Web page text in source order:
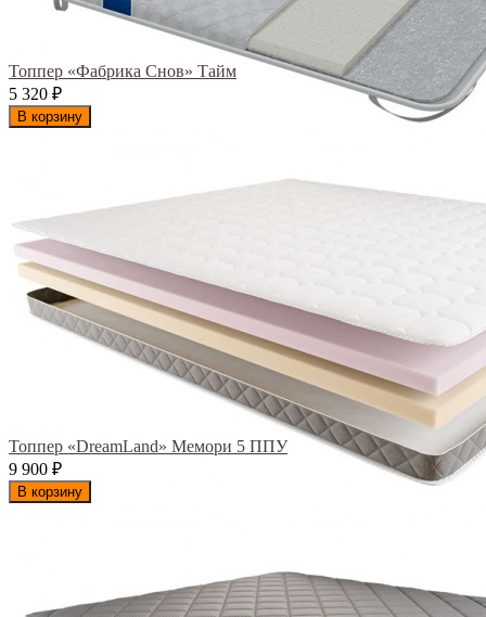
Топпер «Фабрика Снов» Тайм
5 320 ₽
В корзину
Топпер «DreamLand» Мемори 5 ППУ
9 900 ₽
В корзину